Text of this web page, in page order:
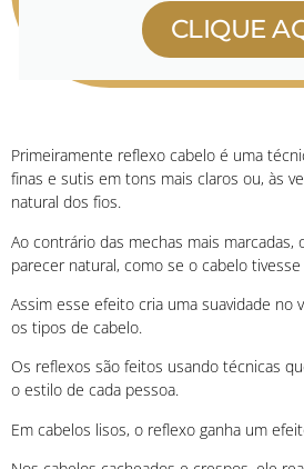
CLIQUE
Primeiramente reflexo cabelo é uma
finas e sutis em tons mais claros ou, às
natural dos fios.
Ao contrário das mechas mais marcadas,
parecer natural, como se o cabelo
Assim esse efeito cria uma suavidade no
os tipos de cabelo.
Os reflexos são feitos usando técnicas
o estilo de cada pessoa.
Em cabelos lisos, o reflexo ganha um